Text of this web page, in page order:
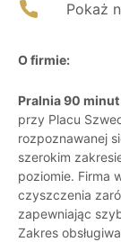
Pokaż
O firmie:
Pralnia 90 minut
przy Placu
rozpoznawanej
szerokim
poziomie. Firma
czyszczenia
zapewniając
Zakres